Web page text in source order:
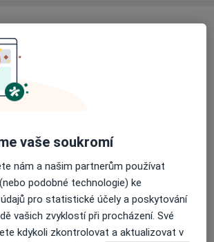
2
Přiblížit mapuse otevře v nové záložce
online kalendář není aktivní
situaci udělat?
vaše soukromí
nám a našim partnerům používat
podobné technologie) ke
pro statistické účely a poskytování
vašich zvyklostí při procházení. Své
kdykoli zkontrolovat a aktualizovat v